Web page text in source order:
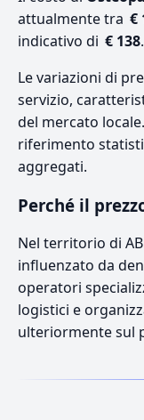
attualmente tra €
indicativo di € 138.
Le variazioni di
servizio,
del mercato
riferimento
aggregati.
Perché il
Nel territorio di
influenzato da
operatori
logistici e
ulteriormente sul